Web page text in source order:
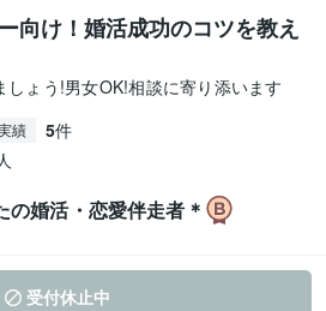
向け！婚活成功のコツを教え
ょう!男女OK!相談に寄り添います
績 5件
の婚活・恋愛伴走者＊
受付休止中